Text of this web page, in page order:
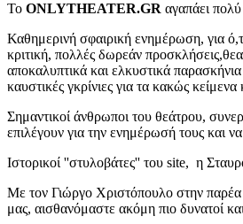
Το ONLYTHEATER.GR αγαπάει
Καθημερινή σφαιρική ενημέρωση, για
κριτική, πολλές δωρεάν
αποκαλυπτικά και ελκυστικά
καυστικές γκρίνιες για τα κακώς
Σημαντικοί άνθρωποι του θεάτρου,
επιλέγουν για την ενημέρωσή τους και
Ιστορικοί ''στυλοβάτες'' του site, η
Με τον Γιώργο Χριστόπουλο στην
μας, αισθανόμαστε ακόμη πιο δυνατοί